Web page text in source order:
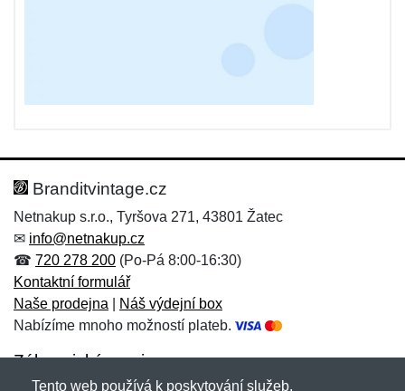
Branditvintage.cz
Netnakup s.r.o., Tyršova 271, 43801 Žatec
✉ info@netnakup.cz
☎ 720 278 200 (Po-Pá 8:00-16:30)
Kontaktní formulář
Naše prodejna
Náš výdejní box
Nabízíme mnoho možností plateb.
Zákaznický servis
Tento web používá k poskytování služeb,